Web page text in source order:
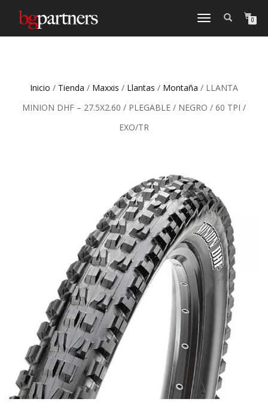
CAMBIAR
0
Inicio / Tienda / Maxxis / Llantas / Montaña / LLANTA
MINION DHF – 27.5X2.60 / PLEGABLE / NEGRO / 60 TPI /
EXO/TR